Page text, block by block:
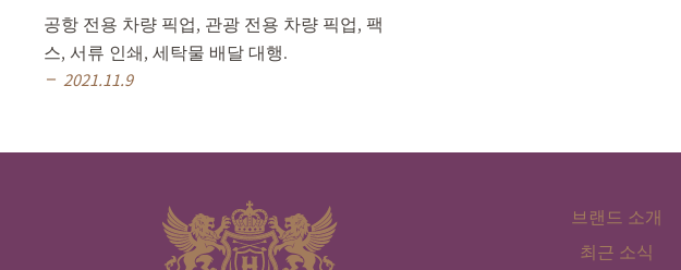
공항 전용 차량 픽업, 관광 전용 차량 픽업, 팩
스, 서류 인쇄, 세탁물 배달 대행.
remove 2021.11.9
브랜드 소개
최근 소식